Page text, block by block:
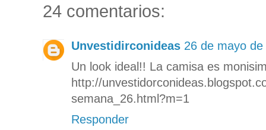
24 comentarios:
Unvestidirconideas 26 de mayo
Un look ideal!! La camisa es
http://
semana_26.html?m=1
Responder